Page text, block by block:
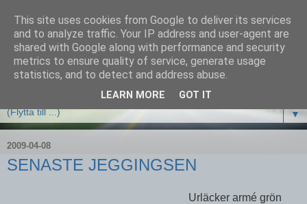
▼
2009-04-08
SENASTE JEGGINGSEN
Urläcker armé grön
This site uses cookies from Google to deliver its services
and to analyze traffic. Your IP address and user-agent are
shared with Google along with performance and security
metrics to ensure quality of service, generate usage
statistics, and to detect and address abuse.
LEARN MORE GOT IT